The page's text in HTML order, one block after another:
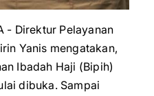
- Direktur Pelayanan
Yanis mengatakan,
Ibadah Haji (Bipih)
dibuka. Sampai